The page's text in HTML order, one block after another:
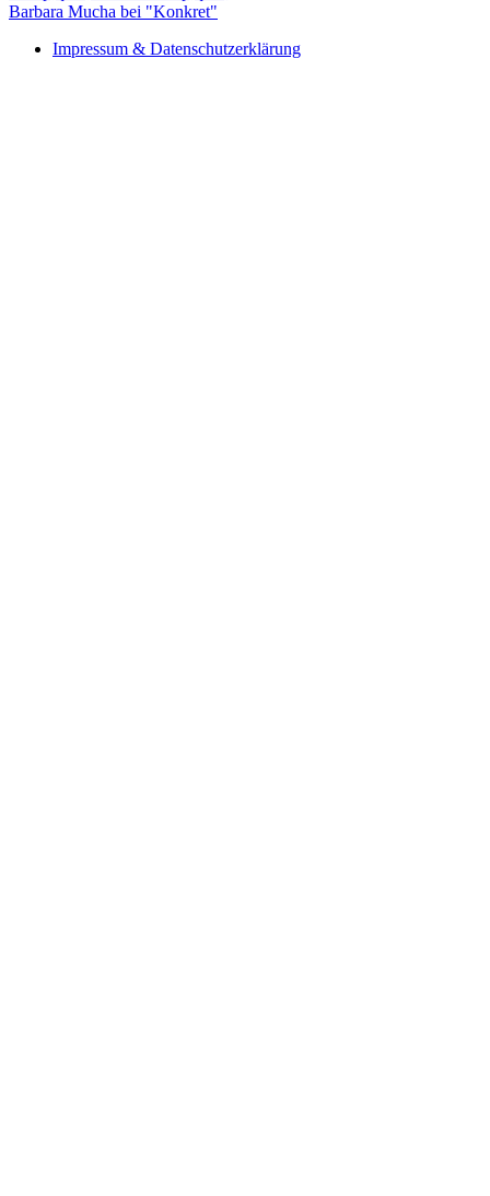
Barbara Mucha bei "Konkret"
Impressum & Datenschutzerklärung